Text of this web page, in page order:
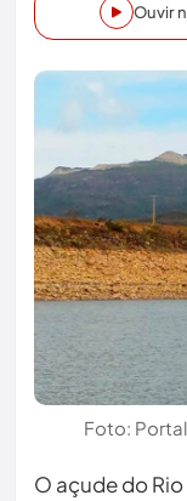
Ouvir
Foto:
O açude do Rio